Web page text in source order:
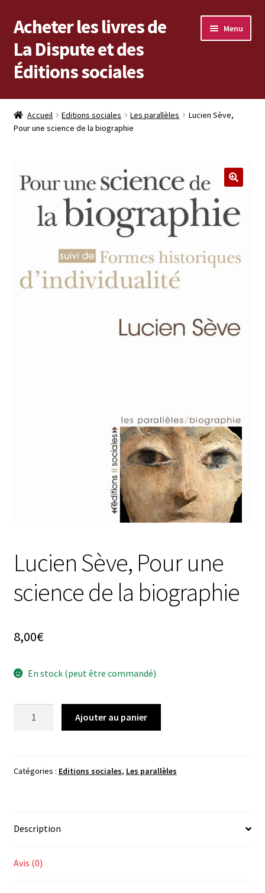
Aller
à
la
navigation
Aller
au
contenu
Acheter les livres de
La Dispute et des
Éditions sociales
Menu
Les livres en vente
Mon compte
Vers les Éditions sociales
Vers La Dispute
Accueil Editions sociales Les parallèles
Lucien Sève,
Pour une science de la biographie
Lucien Sève, Pour une
science de la biographie
8,00€
En stock (peut être commandé)
Pour
la
Ajouter au panier
Catégories : Editions sociales, Les parallèles
Description
Avis (0)